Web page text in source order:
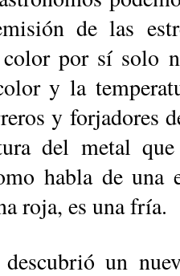
de las
por sí solo
y la
y forjadores
del metal que
ha­bla de
ro­ja, es una fría.
descubrió un